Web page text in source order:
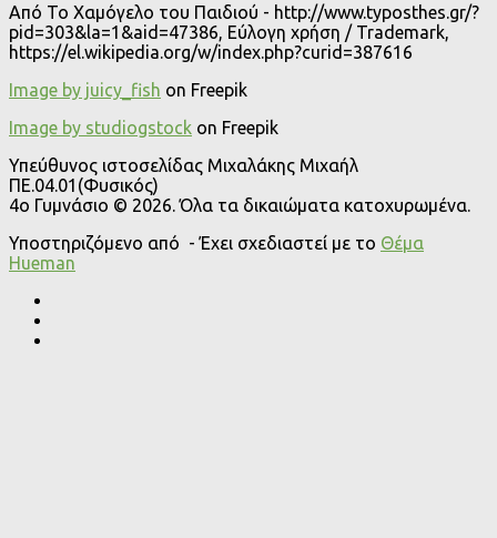
Από Το Χαμόγελο του Παιδιού - http://www.typosthes.gr/?
pid=303&la=1&aid=47386, Εύλογη χρήση / Trademark,
https://el.wikipedia.org/w/index.php?curid=387616
Image by juicy_fish on Freepik
Image by studiogstock on Freepik
Υπεύθυνος ιστοσελίδας Μιχαλάκης Μιχαήλ
ΠΕ.04.01(Φυσικός)
4o Γυμνάσιο © 2026. Όλα τα δικαιώματα κατοχυρωμένα.
Υποστηριζόμενο από - Έχει σχεδιαστεί με το Θέμα
Ηueman